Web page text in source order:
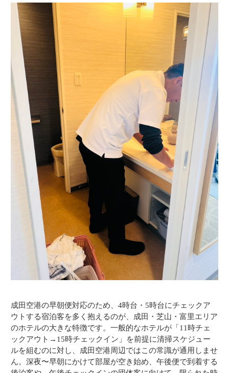
成田空港の早朝便対応のため、4時台・5時台にチェックア
ウトする宿泊客を多く抱えるのが、成田・芝山・富里エリア
のホテルの大きな特徴です。一般的なホテルが「11時チェ
ックアウト→15時チェックイン」を前提に清掃スケジュー
ルを組むのに対し、成田空港周辺ではこの常識が通用しませ
ん。深夜〜早朝にかけて部屋が空き始め、午後便で到着する